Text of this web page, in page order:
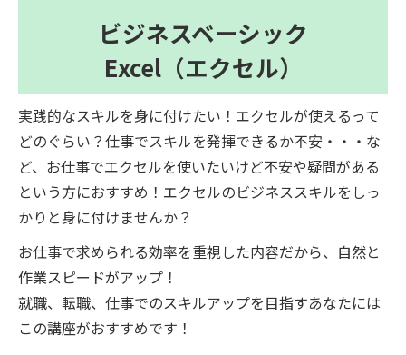
ビジネスベーシック
Excel（エクセル）
実践的なスキルを身に付けたい！エクセルが使えるって
どのぐらい？仕事でスキルを発揮できるか不安・・・な
ど、お仕事でエクセルを使いたいけど不安や疑問がある
という方におすすめ！エクセルのビジネススキルをしっ
かりと身に付けませんか？
お仕事で求められる効率を重視した内容だから、自然と
作業スピードがアップ！
就職、転職、仕事でのスキルアップを目指すあなたには
この講座がおすすめです！